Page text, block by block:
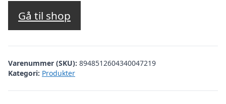
Gå til shop
Varenummer (SKU): 8948512604340047219
Kategori: Produkter